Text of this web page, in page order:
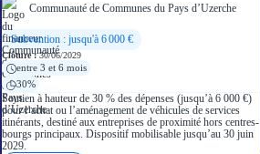
Communauté de Communes du Pays d’Uzerche
Subvention : jusqu'à 6 000 €
Clôture :30/06/2029
entre 3 et 6 mois
30%
Soutien à hauteur de 30 % des dépenses (jusqu’à 6 000 €)
pour l’achat ou l’aménagement de véhicules de services
itinérants, destiné aux entreprises de proximité hors centres-
bourgs principaux. Dispositif mobilisable jusqu’au 30 juin
2029.